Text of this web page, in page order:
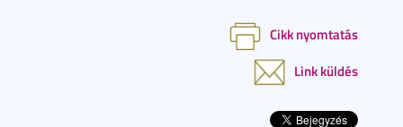
Cikk nyomtatás
Link küldés